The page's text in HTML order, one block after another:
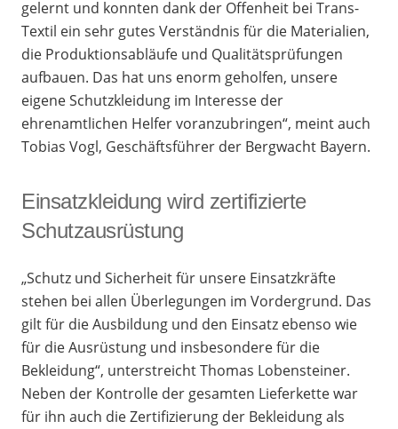
gelernt und konnten dank der Offenheit bei Trans-
Textil ein sehr gutes Verständnis für die Materialien,
die Produktionsabläufe und Qualitätsprüfungen
aufbauen. Das hat uns enorm geholfen, unsere
eigene Schutzkleidung im Interesse der
ehrenamtlichen Helfer voranzubringen“, meint auch
Tobias Vogl, Geschäftsführer der Bergwacht Bayern.
Einsatzkleidung wird zertifizierte
Schutzausrüstung
„Schutz und Sicherheit für unsere Einsatzkräfte
stehen bei allen Überlegungen im Vordergrund. Das
gilt für die Ausbildung und den Einsatz ebenso wie
für die Ausrüstung und insbesondere für die
Bekleidung“, unterstreicht Thomas Lobensteiner.
Neben der Kontrolle der gesamten Lieferkette war
für ihn auch die Zertifizierung der Bekleidung als